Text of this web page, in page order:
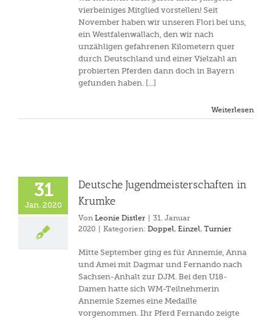
vierbeiniges Mitglied vorstellen! Seit
November haben wir unseren Flori bei uns,
ein Westfalenwallach, den wir nach
unzähligen gefahrenen Kilometern quer
durch Deutschland und einer Vielzahl an
probierten Pferden dann doch in Bayern
gefunden haben. [...]
Weiterlesen
31
Jan. 2020
Deutsche Jugendmeisterschaften in
Krumke
Von Leonie Distler
31. Januar
2020
Kategorien: Doppel, Einzel, Turnier
Mitte September ging es für Annemie, Anna
und Amei mit Dagmar und Fernando nach
Sachsen-Anhalt zur DJM. Bei den U18-
Damen hatte sich WM-Teilnehmerin
Annemie Szemes eine Medaille
vorgenommen. Ihr Pferd Fernando zeigte